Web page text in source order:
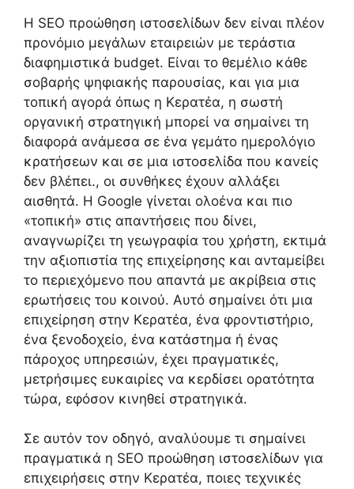
Η SEO προώθηση ιστοσελίδων δεν είναι πλέον
προνόμιο μεγάλων εταιρειών με τεράστια
διαφημιστικά budget. Είναι το θεμέλιο κάθε
σοβαρής ψηφιακής παρουσίας, και για μια
τοπική αγορά όπως η Κερατέα, η σωστή
οργανική στρατηγική μπορεί να σημαίνει τη
διαφορά ανάμεσα σε ένα γεμάτο ημερολόγιο
κρατήσεων και σε μια ιστοσελίδα που κανείς
δεν βλέπει., οι συνθήκες έχουν αλλάξει
αισθητά. Η Google γίνεται ολοένα και πιο
«τοπική» στις απαντήσεις που δίνει,
αναγνωρίζει τη γεωγραφία του χρήστη, εκτιμά
την αξιοπιστία της επιχείρησης και ανταμείβει
το περιεχόμενο που απαντά με ακρίβεια στις
ερωτήσεις του κοινού. Αυτό σημαίνει ότι μια
επιχείρηση στην Κερατέα, ένα φροντιστήριο,
ένα ξενοδοχείο, ένα κατάστημα ή ένας
πάροχος υπηρεσιών, έχει πραγματικές,
μετρήσιμες ευκαιρίες να κερδίσει ορατότητα
τώρα, εφόσον κινηθεί στρατηγικά.
Σε αυτόν τον οδηγό, αναλύουμε τι σημαίνει
πραγματικά η SEO προώθηση ιστοσελίδων για
επιχειρήσεις στην Κερατέα, ποιες τεχνικές